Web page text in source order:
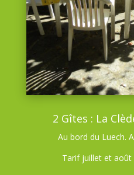
2 Gîtes : La
Au bord du Luech.
Tarif juillet et août